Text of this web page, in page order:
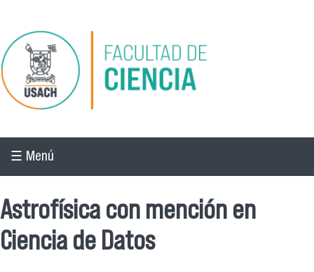
Pasar al contenido principal
☰ Menú
Astrofísica con mención en
Ciencia de Datos